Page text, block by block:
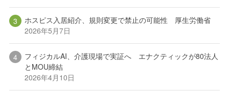
ホスピス入居紹介、規則変更で禁止の可能性 厚生労働省
2026年5月7日
フィジカルAI、介護現場で実証へ エナクティックが80法人
とMOU締結
2026年4月10日